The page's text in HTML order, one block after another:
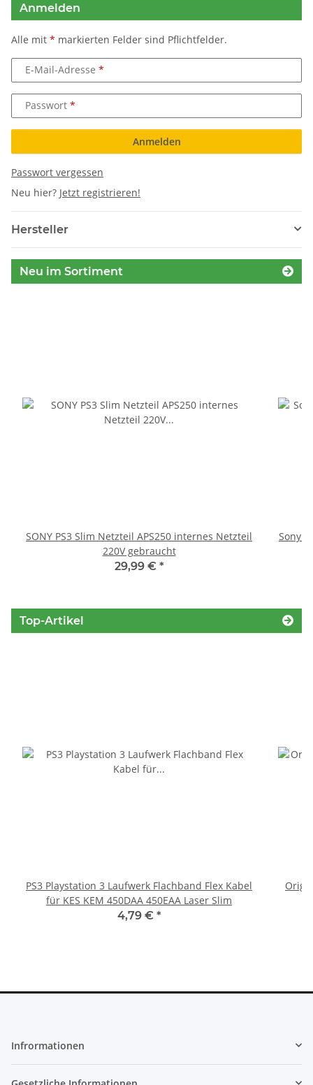
Anmelden
Alle mit * markierten Felder sind Pflichtfelder.
E-Mail-Adresse
Passwort
Anmelden
Passwort vergessen
Neu hier? Jetzt registrieren!
Hersteller
Neu im Sortiment
SONY PS3 Slim Netzteil APS250 internes Netzteil
220V gebraucht
29,99 € *
Sony
Top-Artikel
PS3 Playstation 3 Laufwerk Flachband Flex Kabel
für KES KEM 450DAA 450EAA Laser Slim
4,79 € *
Infrormationen